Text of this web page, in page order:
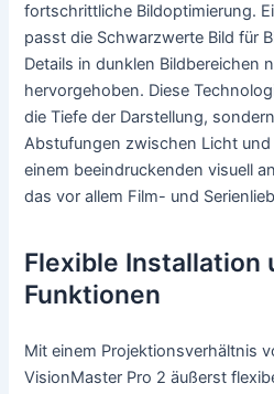
fortschrittliche Bildoptimierung.
passt die Schwarzwerte Bild für
Details in dunklen Bildbereichen
hervorgehoben. Diese
die Tiefe der Darstellung,
Abstufungen zwischen Licht
einem beeindruckenden visuell
das vor allem Film- und
Flexible Installation
Funktionen
Mit einem Projektionsverhältnis
VisionMaster Pro 2 äußerst